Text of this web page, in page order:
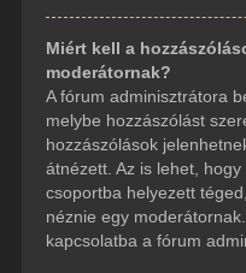
Miért kell a
moderátornak?
A fórum adminisztrátora
melybe hozzászólást
hozzászólások
átnézett. Az is lehet,
csoportba helyezett
néznie egy
kapcsolatba a fórum